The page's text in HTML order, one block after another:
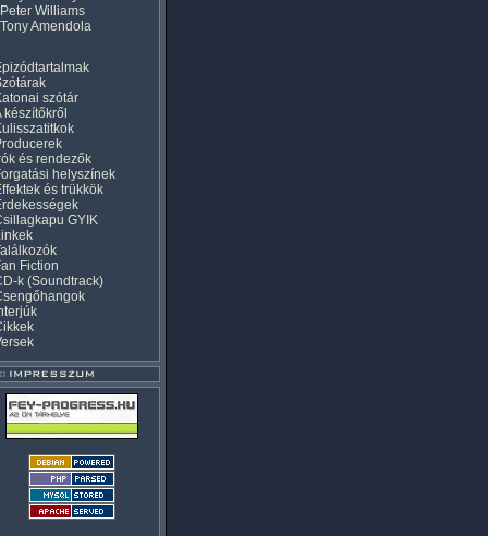
Peter Williams
Tony Amendola
szótár
készítőkről
és rendezők
helyszínek
és trükkök
GYIK
Fiction
k (Soundtrack)